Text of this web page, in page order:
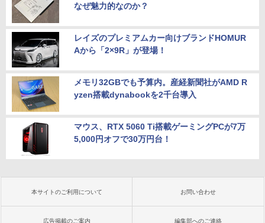
なぜ魅力的なのか？
レイズのプレミアムカー向けブランドHOMUR
Aから「2×9R」が登場！
メモリ32GBでも予算内。産経新聞社がAMD R
yzen搭載dynabookを2千台導入
マウス、RTX 5060 Ti搭載ゲーミングPCが7万
5,000円オフで30万円台！
本サイトのご利用について お問い合わせ
広告掲載のご案内 編集部へのご連絡